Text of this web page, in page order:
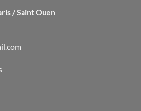
/ Saint Ouen